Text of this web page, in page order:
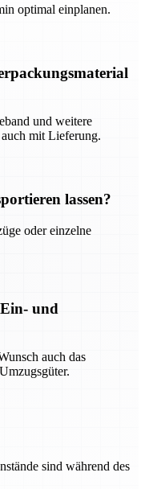
optimal einplanen.
und weitere
mit Lieferung.
lassen?
oder einzelne
und
auch das
sind während des